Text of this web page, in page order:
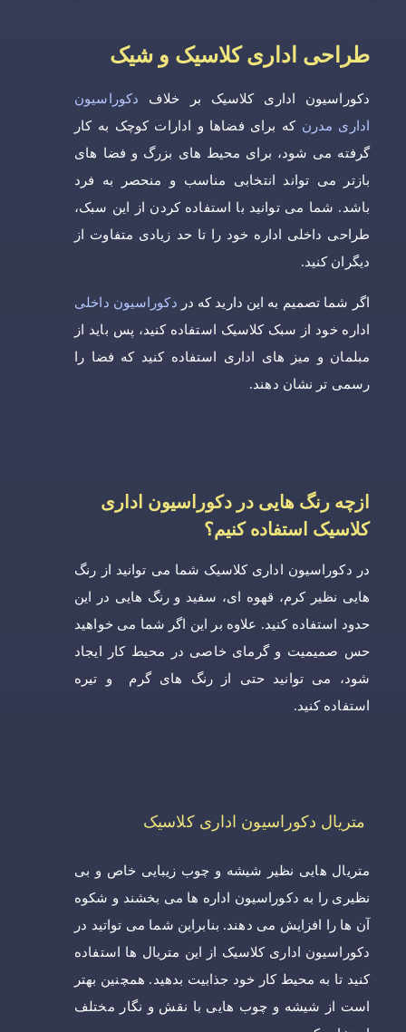
طراحی اداری کلاسیک و شیک
دکوراسیون اداری کلاسیک بر خلاف دکوراسیون
اداری مدرن که برای فضاها و ادارات کوچک به کار
گرفته می شود، برای محیط های بزرگ و فضا های
بازتر می تواند انتخابی مناسب و منحصر به فرد
باشد. شما می توانید با استفاده کردن از این سبک،
طراحی داخلی اداره خود را تا حد زیادی متفاوت از
دیگران کنید.
اگر شما تصمیم به این دارید که در دکوراسیون داخلی
اداره خود از سبک کلاسیک استفاده کنید، پس باید از
مبلمان و میز های اداری استفاده کنید که فضا را
رسمی تر نشان دهند.
ازچه رنگ هایی در دکوراسیون اداری
کلاسیک استفاده کنیم؟
در دکوراسیون اداری کلاسیک شما می توانید از رنگ
هایی نظیر کرم، قهوه ای، سفید و رنگ هایی در این
حدود استفاده کنید. علاوه بر این اگر شما می خواهید
حس صمیمیت و گرمای خاصی در محیط کار ایجاد
شود، می توانید حتی از رنگ های گرم و تیره
استفاده کنید.
متریال دکوراسیون اداری کلاسیک
متریال هایی نظیر شیشه و چوب زیبایی خاص و بی
نظیری را به دکوراسیون اداره ها می بخشند و شکوه
آن ها را افزایش می دهند. بنابراین شما می تواتید در
دکوراسیون اداری کلاسیک از این متریال ها استفاده
کنید تا به محیط کار خود جذابیت بدهید. همچنین بهتر
است از شیشه و چوب هایی با نقش و نگار مختلف